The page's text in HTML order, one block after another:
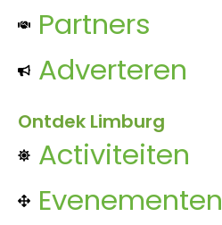
Partners
Adverteren
Ontdek Limburg
Activiteiten
Evenementen